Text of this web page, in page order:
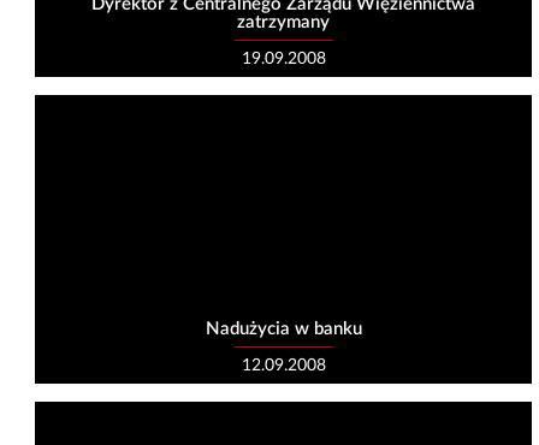
Dyrektor z Centralnego Zarządu Więziennictwa
zatrzymany
19.09.2008
Nadużycia w banku
12.09.2008